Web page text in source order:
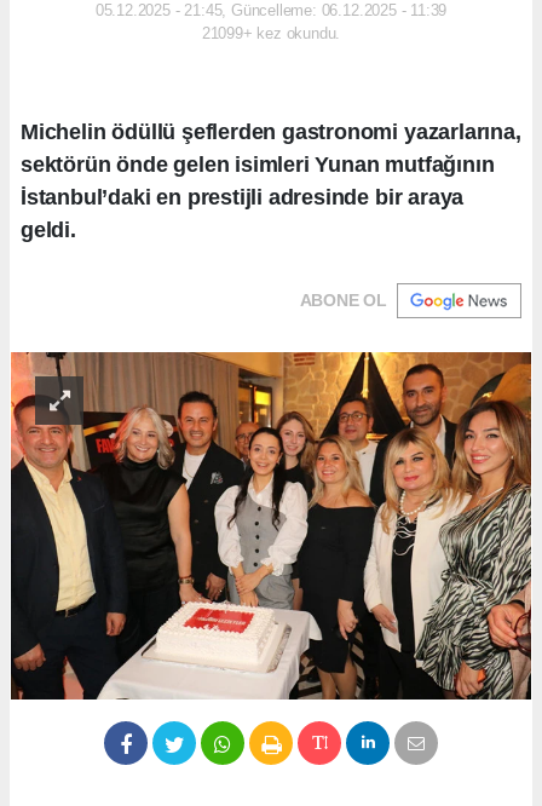
05.12.2025 - 21:45, Güncelleme: 06.12.2025 - 11:39
21099+ kez okundu.
Michelin ödüllü şeflerden gastronomi yazarlarına,
sektörün önde gelen isimleri Yunan mutfağının
İstanbul’daki en prestijli adresinde bir araya
geldi.
ABONE OL